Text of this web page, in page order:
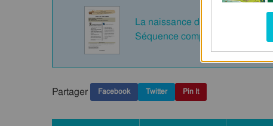
La naissance de l'Histoire. La
Séquence complète (#2)
Partager Facebook Twitter Pin It